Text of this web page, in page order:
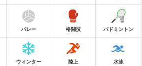
バレー 格闘技 バドミントン
ウィンター 陸上 水泳